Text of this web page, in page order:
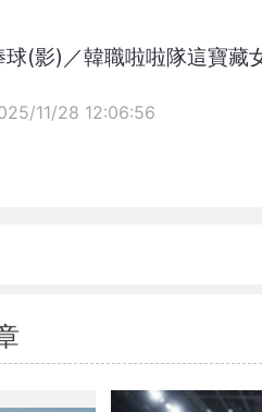
球(影)／韓職啦啦隊這寶藏
11/28 12:06:56